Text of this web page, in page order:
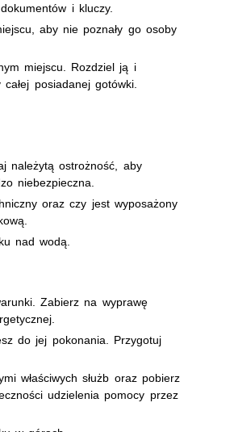
i kluczy.
aby nie poznały go osoby
miejscu. Rozdziel ją i
posiadanej gotówki.
należytą ostrożność, aby
niebezpieczna.
oraz czy jest wyposażony
nad wodą.
Zabierz na wyprawę
do jej pokonania. Przygotuj
właściwych służb oraz pobierz
udzielenia pomocy przez